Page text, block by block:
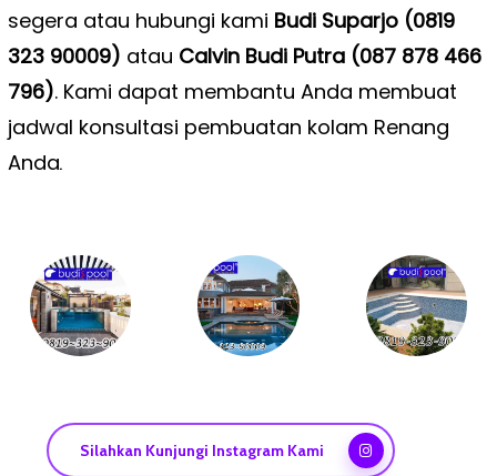
segera atau hubungi kami Budi Suparjo (0819
323 90009) atau Calvin Budi Putra (087 878 466
796). Kami dapat membantu Anda membuat
jadwal konsultasi pembuatan kolam Renang
Anda.
Silahkan Kunjungi Instagram Kami